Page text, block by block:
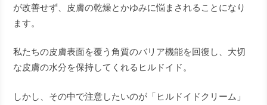
が改善せず、皮膚の乾燥とかゆみに悩まされることになり
ます。
私たちの皮膚表面を覆う角質のバリア機能を回復し、大切
な皮膚の水分を保持してくれるヒルドイド。
しかし、その中で注意したいのが「ヒルドイドクリーム」